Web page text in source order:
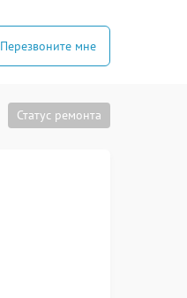
Перезвоните мне
Статус ремонта